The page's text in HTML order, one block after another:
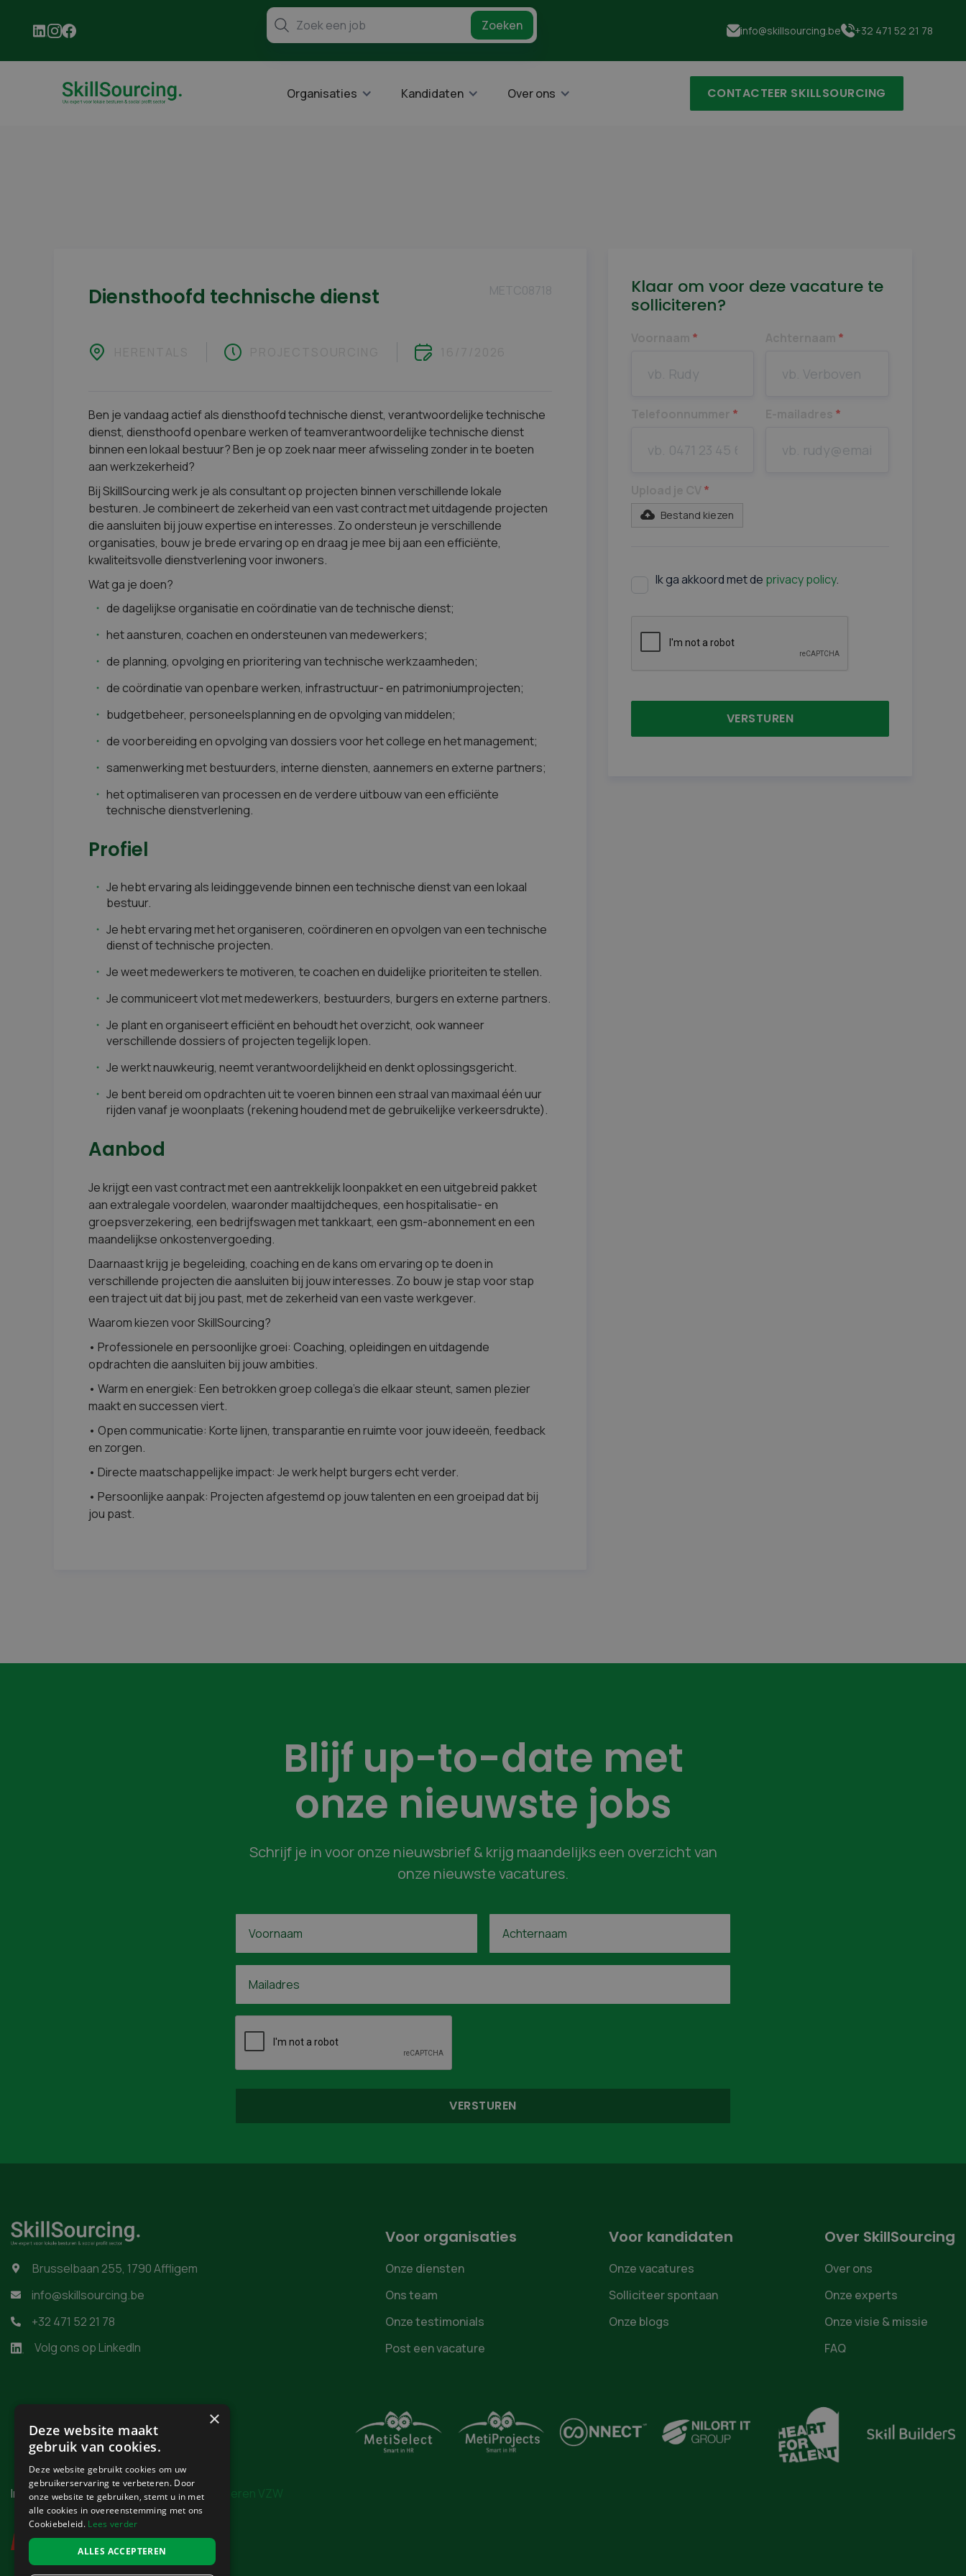
info@skillsourcing.be +32 471 52 21 78
Organisaties Kandidaten Over ons CONTACTEER SKILLSOURCING
Diensthoofd technische dienst METC08718
Ben je vandaag actief als diensthoofd technische dienst, verantwoordelijke technische
dienst, diensthoofd openbare werken of teamverantwoordelijke technische dienst
binnen een lokaal bestuur? Ben je op zoek naar meer afwisseling zonder in te boeten
aan werkzekerheid?
Bij SkillSourcing werk je als consultant op projecten binnen verschillende lokale
besturen. Je combineert de zekerheid van een vast contract met uitdagende projecten
die aansluiten bij jouw expertise en interesses. Zo ondersteun je verschillende
organisaties, bouw je brede ervaring op en draag je mee bij aan een efficiënte,
kwaliteitsvolle dienstverlening voor inwoners.
Wat ga je doen?
de dagelijkse organisatie en coördinatie van de technische dienst;
het aansturen, coachen en ondersteunen van medewerkers;
de planning, opvolging en prioritering van technische werkzaamheden;
de coördinatie van openbare werken, infrastructuur- en patrimoniumprojecten;
budgetbeheer, personeelsplanning en de opvolging van middelen;
de voorbereiding en opvolging van dossiers voor het college en het management;
samenwerking met bestuurders, interne diensten, aannemers en externe partners;
het optimaliseren van processen en de verdere uitbouw van een efficiënte
technische dienstverlening.
Profiel
Je hebt ervaring als leidinggevende binnen een technische dienst van een lokaal
bestuur.
Je hebt ervaring met het organiseren, coördineren en opvolgen van een technische
dienst of technische projecten.
Je weet medewerkers te motiveren, te coachen en duidelijke prioriteiten te stellen.
Je communiceert vlot met medewerkers, bestuurders, burgers en externe partners.
Je plant en organiseert efficiënt en behoudt het overzicht, ook wanneer
verschillende dossiers of projecten tegelijk lopen.
Je werkt nauwkeurig, neemt verantwoordelijkheid en denkt oplossingsgericht.
Je bent bereid om opdrachten uit te voeren binnen een straal van maximaal één uur
rijden vanaf je woonplaats (rekening houdend met de gebruikelijke verkeersdrukte).
Aanbod
Je krijgt een vast contract met een aantrekkelijk loonpakket en een uitgebreid pakket
aan extralegale voordelen, waaronder maaltijdcheques, een hospitalisatie- en
groepsverzekering, een bedrijfswagen met tankkaart, een gsm-abonnement en een
maandelijkse onkostenvergoeding.
Daarnaast krijg je begeleiding, coaching en de kans om ervaring op te doen in
verschillende projecten die aansluiten bij jouw interesses. Zo bouw je stap voor stap
een traject uit dat bij jou past, met de zekerheid van een vaste werkgever.
Waarom kiezen voor SkillSourcing?
• Professionele en persoonlijke groei: Coaching, opleidingen en uitdagende
opdrachten die aansluiten bij jouw ambities.
• Warm en energiek: Een betrokken groep collega’s die elkaar steunt, samen plezier
maakt en successen viert.
• Open communicatie: Korte lijnen, transparantie en ruimte voor jouw ideeën, feedback
en zorgen.
• Directe maatschappelijke impact: Je werk helpt burgers echt verder.
• Persoonlijke aanpak: Projecten afgestemd op jouw talenten en een groeipad dat bij
jou past.
Klaar om voor deze vacature te
solliciteren?
* *
* *
*
Bestand kiezen
Ik ga akkoord met de privacy policy.
Blijf up-to-date met
onze nieuwste jobs
Schrijf je in voor onze nieuwsbrief & krijg maandelijks een overzicht van
onze nieuwste vacatures.
 Brusselbaan 255, 1790 Affligem
 info@skillsourcing.be

+32 471 52 21 78
Volg ons op LinkedIn
Voor organisaties
Onze diensten
Ons team
Onze testimonials
Post een vacature
Voor kandidaten
Onze vacatures
Solliciteer spontaan
Onze blogs
Over SkillSourcing
Over ons
Onze experts
Onze visie & missie
FAQ
In samenwerking metBurgerzaken Vlaanderen VZW
×
Deze website maakt
gebruik van cookies.
Deze website gebruikt cookies om uw
gebruikerservaring te verbeteren. Door
onze website te gebruiken, stemt u in met
alle cookies in overeenstemming met ons
Cookiebeleid. Lees verder
ALLES ACCEPTEREN